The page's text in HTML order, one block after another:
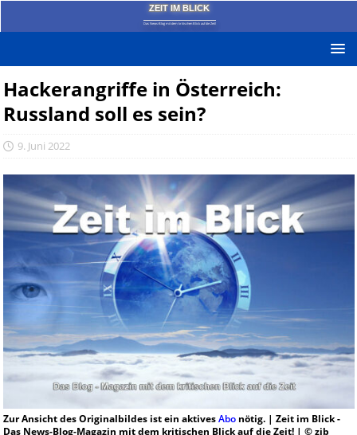
ZEIT IM BLICK
Das News-Blog mit dem kritischen Blick auf die Zeit!
Hackerangriffe in Österreich:
Russland soll es sein?
9. Juni 2022
Zur Ansicht des Originalbildes ist ein aktivesAbonötig. | Zeit im Blick -
Das News-Blog-Magazin mit dem kritischen Blick auf die Zeit! | © zib